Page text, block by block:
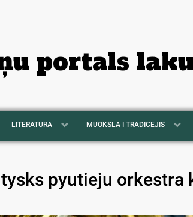
portals
LITERATURA MUOKSLA I TRADICEJIS
pyutieju orkestra